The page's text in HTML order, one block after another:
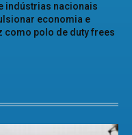
indústrias nacionais
economia e
como polo de duty frees